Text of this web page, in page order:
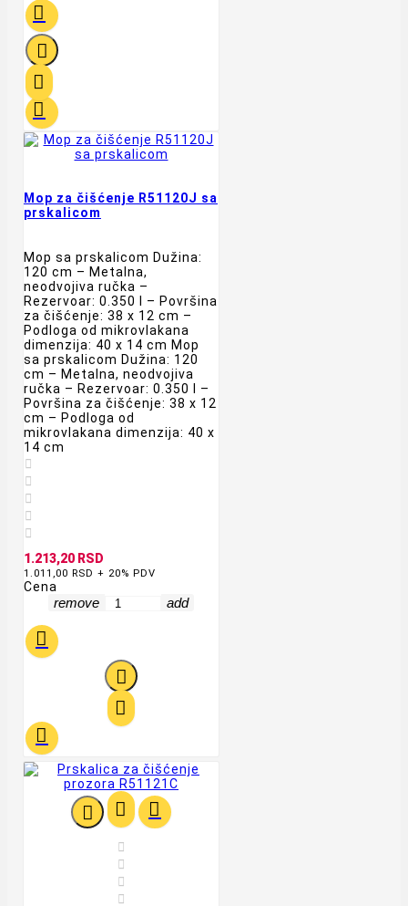




Mop za čišćenje R51120J sa
prskalicom
Mop sa prskalicom Dužina:
120 cm – Metalna,
neodvojiva ručka –
Rezervoar: 0.350 l – Površina
za čišćenje: 38 x 12 cm –
Podloga od mikrovlakana
dimenzija: 40 x 14 cm Mop
sa prskalicom Dužina: 120
cm – Metalna, neodvojiva
ručka – Rezervoar: 0.350 l –
Površina za čišćenje: 38 x 12
cm – Podloga od
mikrovlakana dimenzija: 40 x
14 cm





1.213,20 RSD
1.011,00 RSD + 20% PDV
Cena
remove add




  



